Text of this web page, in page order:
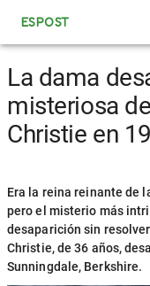
ESPOST
La dama
misteriosa
Christie en
Era la reina reinante de
pero el misterio más
desaparición sin
Christie, de 36 años,
Sunningdale, Berkshire.